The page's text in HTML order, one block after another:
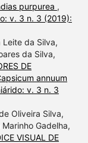
purpurea ,
v. 3 n. 3 (2019):
da Silva,
da Silva,
DE
annuum
v. 3 n. 3
Oliveira Silva,
Gadelha,
VISUAL DE